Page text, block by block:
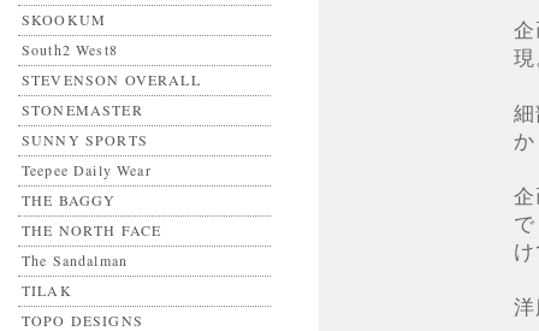
SKOOKUM
South2 West8
STEVENSON OVERALL
STONEMASTER
SUNNY SPORTS
Teepee Daily Wear
THE BAGGY
THE NORTH FACE
The Sandalman
TILAK
TOPO DESIGNS